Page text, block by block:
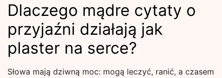
Dlaczego mądre cytaty o
przyjaźni działają jak
plaster na serce?
Słowa mają dziwną moc: mogą leczyć, ranić, a czasem